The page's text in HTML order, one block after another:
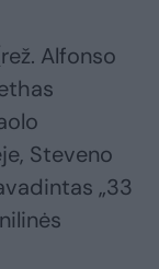
Alfonso
Steveno
„33